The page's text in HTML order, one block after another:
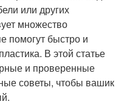
или других
множество
помогут быстро и
В этой статье
и проверенные
советы, чтобы вашик